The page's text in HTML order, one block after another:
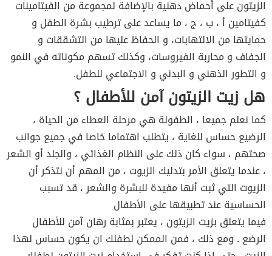
الزيتون على أحماض دهنية بالإضافة لمجموعة من الفيتامينات
كفيتامين أ ، ب ، ج ، ما يساعد على ترطيب بشرة الطفل و
حمايتها من الالتهابات، و الحفاظ عليها من التشققات و
الجفاف و محاربة الفيروسات، وكذلك تسهم مكوناته في النمو
و التطور الذهني و البدني و الاجتماعي للطفل.
هل زيت الزيتون آمن للأطفال ؟
كما نعلم جميعا ، الطفولة هي مرحلة العطاء من الحياة ،
الرضيع حساس للغاية ، يتطلب اهتماما خاصا في جميع جوانب
صحتهم ، سواء كان ذلك على النظام الغذائي ، والجلد أو الشعر
، عندما يتعلق الأمر بتدليك الزيوت ، من المهم أن نتذكر أن
الزيوت التي ثبت أنها مفيدة للبشرة والشعر ، قد تسبب
الحساسية عند تطبيقها على الأطفال
فيما يتعلق بزيت الزيتون ، يعتبر بمثابة رهان آمن للأطفال
الرضع . ومع ذلك ، فمن الممكن لطفلك ان يكون حساس لهذا